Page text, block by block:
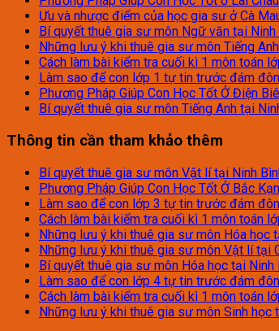
Ưu và nhược điểm của học gia sư ở Cà
Bí quyết thuê gia sư môn Ngữ văn tại Ninh
Những lưu ý khi thuê gia sư môn Tiếng
Cách làm bài kiểm tra cuối kì 1 môn toán
Làm sao để con lớp 1 tự tin trước đám
Phương Pháp Giúp Con Học Tốt Ở Điện
Bí quyết thuê gia sư môn Tiếng Anh tại
Thông tin cần tham khảo thêm
Bí quyết thuê gia sư môn Vật lí tại Ninh
Phương Pháp Giúp Con Học Tốt Ở Bắc
Làm sao để con lớp 3 tự tin trước đám
Cách làm bài kiểm tra cuối kì 1 môn toán
Những lưu ý khi thuê gia sư môn Hóa học
Những lưu ý khi thuê gia sư môn Vật lí tại
Bí quyết thuê gia sư môn Hóa học tại Ninh
Làm sao để con lớp 4 tự tin trước đám
Cách làm bài kiểm tra cuối kì 1 môn toán
Những lưu ý khi thuê gia sư môn Sinh học